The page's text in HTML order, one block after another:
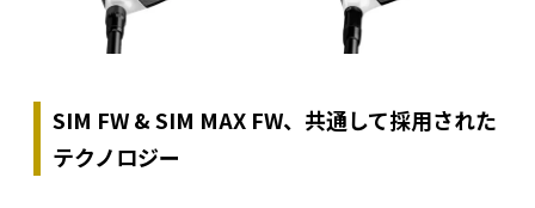
SIM FW & SIM MAX FW、共通して採用された
テクノロジー